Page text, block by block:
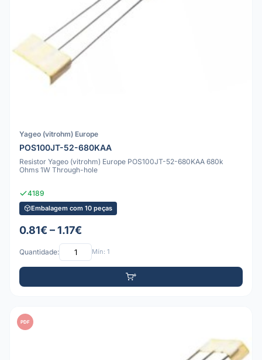
Yageo (vitrohm) Europe
POS100JT-52-680KAA
Resistor Yageo (vitrohm) Europe POS100JT-52-680KAA 680k
Ohms 1W Through-hole
4189
Embalagem com 10 peças
0.81€ – 1.17€
Quantidade: Mín: 1
PDF